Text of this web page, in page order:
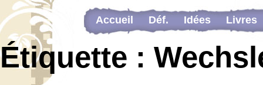
Accueil Déf. Idées
Livres
The last…
Étiquette :